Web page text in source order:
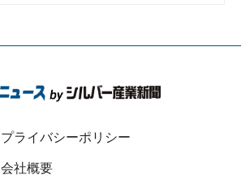
プライバシーポリシー
会社概要